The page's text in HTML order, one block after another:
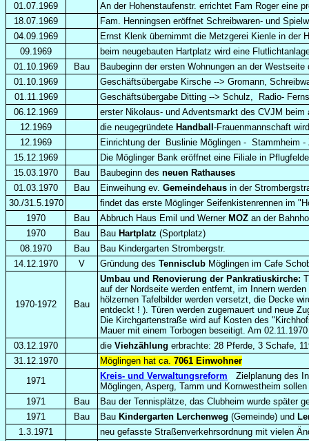
01.07.1969
An der Hohenstaufenstr. errichtet Fam Roger eine
18.07.1969
Fam. Henningsen eröffnet Schreibwaren- und
04.09.1969
Ernst Klenk übernimmt die Metzgerei Kienle in der
09.1969
beim neugebauten Hartplatz wird eine
01.10.1969
Bau
Baubeginn der ersten Wohnungen an der Westseite
01.10.1969
Geschäftsübergabe Kirsche --> Gromann,
01.11.1969
Geschäftsübergabe Ditting --> Schulz, Radio-
06.12.1969
erster Nikolaus- und Adventsmarkt des CVJM beim
12.1969
die neugegründete Handball-Frauenmannschaft
12.1969
Einrichtung der Buslinie Möglingen - Stammheim -
15.12.1969
Die Möglinger Bank eröffnet eine Filiale in
15.03.1970
Bau Baubeginn desneuen Rathauses
01.03.1970
Bau Einweihung ev.Gemeindehaus in der
30./31.5.1970
findet das erste Möglinger Seifenkistenrennen im
1970
Bau Abbruch Haus Emil und Werner MOZan der
1970
Bau Bau Hartplatz (Sportplatz)
08.1970
Bau
Bau Kindergarten Strombergstr.
14.12.1970
V Gründung desTennisclub Möglingen im Cafe
1970-1972 Bau
Umbau und Renovierung der Pankratiuskirche:
auf der Nordseite werden entfernt, im Innern
hölzernen Tafelbilder werden versetzt, die Decke
entdeckt ! ). Türen werden zugemauert und neue
Die Kirchgartenstraße wird auf Kostendes
Mauer mit einem Torbogen beseitigt. Am
03.12.1970
dieViehzählung erbrachte: 28 Pferde, 3 Schafe,
31.12.1970
Möglingen hat ca. 7061 Einwohner
1971
Kreis- und Verwaltungsreform Zielplanung des
Möglingen, Asperg, Tamm und Kornwestheim
1971
Bau
Bau der Tennisplätze, das Clubheim wurde später
1971
Bau Bau Kindergarten Lerchenweg (Gemeinde) und
1.3.1971
neu gefasste Straßenverkehrsordnung mit vielen